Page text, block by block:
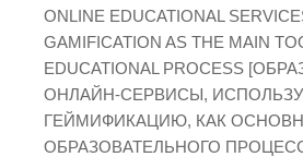
ONLINE EDUCATIONAL
GAMIFICATION AS THE MAIN
EDUCATIONAL PROCESS
ОНЛАЙН-СЕРВИСЫ,
ГЕЙМИФИКАЦИЮ, КАК
ОБРАЗОВАТЕЛЬНОГО